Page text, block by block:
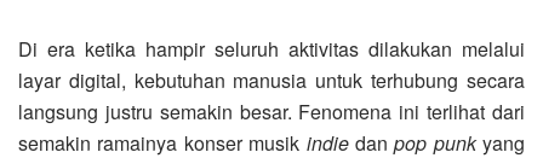
Di era ketika hampir seluruh aktivitas dilakukan melalui
layar digital, kebutuhan manusia untuk terhubung secara
langsung justru semakin besar. Fenomena ini terlihat dari
semakin ramainya konser musik indie danpop punkyang